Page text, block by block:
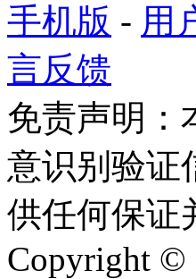
手机版 - 用
言反馈
免责声明：
意识别验证
供任何保证
Copyright ©